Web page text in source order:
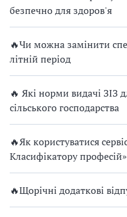
безпечно для здоров'я
🔥Чи можна замінити
літній період
🔥 Які норми видачі ЗІЗ
сільського господарства
🔥Як користуватися
Класифікатору професій»
🔥Щорічні додаткові